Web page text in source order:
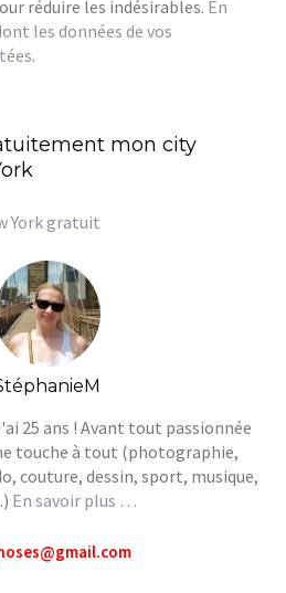
réduire les indésirables. En
les données de vos
.
mon city
25 ans ! Avant tout passionnée
touche à tout (photographie,
couture, dessin, sport, musique,
En savoir plus …